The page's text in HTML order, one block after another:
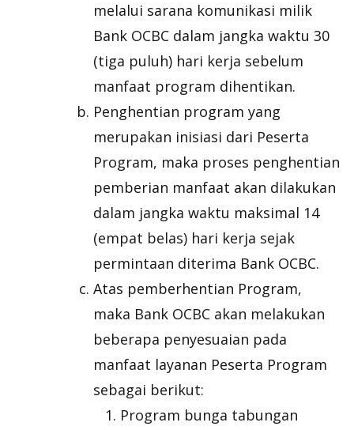
melalui sarana komunikasi milik
Bank OCBC dalam jangka waktu 30
(tiga puluh) hari kerja sebelum
manfaat program dihentikan.
Penghentian program yang
merupakan inisiasi dari Peserta
Program, maka proses penghentian
pemberian manfaat akan dilakukan
dalam jangka waktu maksimal 14
(empat belas) hari kerja sejak
permintaan diterima Bank OCBC.
Atas pemberhentian Program,
maka Bank OCBC akan melakukan
beberapa penyesuaian pada
manfaat layanan Peserta Program
sebagai berikut:
Program bunga tabungan